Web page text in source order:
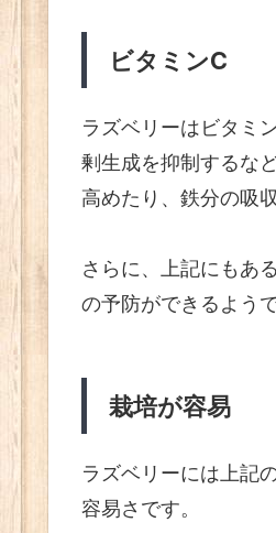
ビタミンC
ラズベリーはビタミ
剰生成を抑制するな
高めたり、鉄分の吸
さらに、上記にもあ
の予防ができるようで
栽培が容易
ラズベリーには上記
容易さです。